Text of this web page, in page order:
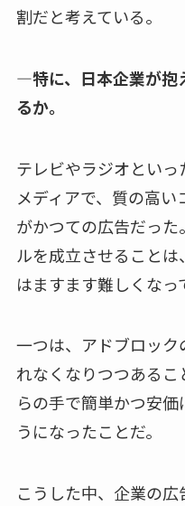
割だと考えている。
—特に、日本企業が抱
るか。
テレビやラジオとい
メディアで、質の高
がかつての広告だっ
ルを成立させること
はますます難しくなっ
一つは、アドブロック
れなくなりつつある
らの手で簡単かつ安
うになったことだ。
こうした中、企業の